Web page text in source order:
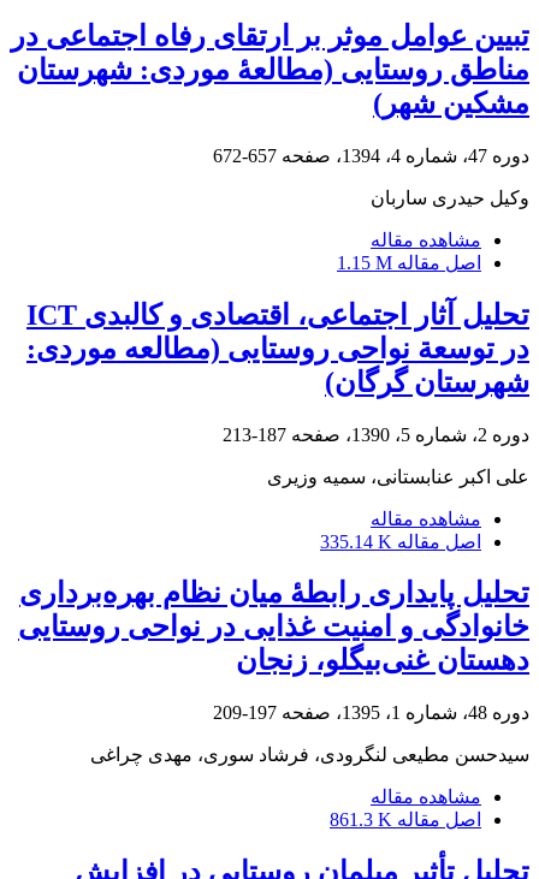
تبیین عوامل موثر بر ارتقای رفاه اجتماعی در
مناطق روستایی (مطالعۀ موردی: شهرستان
مشکین شهر)
دوره 47، شماره 4، 1394، صفحه 657-672
وکیل حیدری ساربان
مشاهده مقاله
اصل مقاله 1.15 M
تحلیل آثار اجتماعی، اقتصادی و کالبدی ICT
در توسعة نواحی روستایی (مطالعه موردی:
شهرستان گرگان)
دوره 2، شماره 5، 1390، صفحه 187-213
علی اکبر عنابستانی، سمیه وزیری
مشاهده مقاله
اصل مقاله 335.14 K
تحلیل پایداری رابطۀ میان نظام بهره‌برداری
خانوادگی و امنیت غذایی در نواحی روستایی
دهستان غنی‌بیگلو، زنجان
دوره 48، شماره 1، 1395، صفحه 197-209
سیدحسن مطیعی لنگرودی، فرشاد سوری، مهدی چراغی
مشاهده مقاله
اصل مقاله 861.3 K
تحلیل تأثیر مبلمان روستایی در افزایش